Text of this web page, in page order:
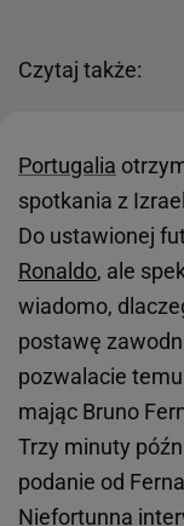
Czytaj także:
Portugalia
spotkania z
Do ustawionej
Ronaldo, ale
wiadomo,
postawę
pozwalacie
mając Bruno
Trzy minuty
podanie od
Niefortunna